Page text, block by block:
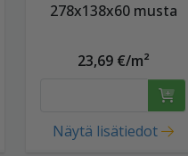
278x138x60 musta
23,69 €/m²
Näytä lisätiedot